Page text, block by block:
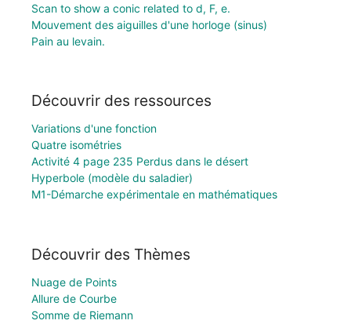
Scan to show a conic related to d, F, e.
Mouvement des aiguilles d'une horloge (sinus)
Pain au levain.
Découvrir des ressources
Variations d'une fonction
Quatre isométries
Activité 4 page 235 Perdus dans le désert
Hyperbole (modèle du saladier)
M1-Démarche expérimentale en mathématiques
Découvrir des Thèmes
Nuage de Points
Allure de Courbe
Somme de Riemann